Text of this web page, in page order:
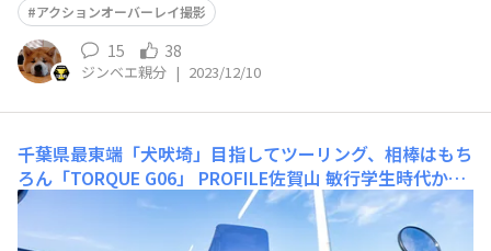
アクションオーバーレイ撮影
15 38
ジンベエ親分 | 2023/12/10
千葉県最東端「犬吠埼」目指してツーリング、相棒はもち
ろん「TORQUE G06」
PROFILE佐賀山 敏行学生時代から
のバイク好きが高じて、オートバイ専門誌『カスタムバー
ニング』やムック『ハーレー・バガースタイル』などの編